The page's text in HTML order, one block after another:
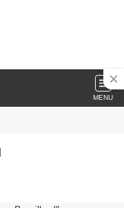
MENU